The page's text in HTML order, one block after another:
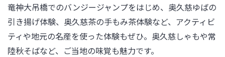
竜神大吊橋でのバンジージャンプをはじめ、奥久慈ゆばの
引き揚げ体験、奥久慈茶の手もみ茶体験など、アクティビ
ティや地元の名産を使った体験もぜひ。奥久慈しゃもや常
陸秋そばなど、ご当地の味覚も魅力です。